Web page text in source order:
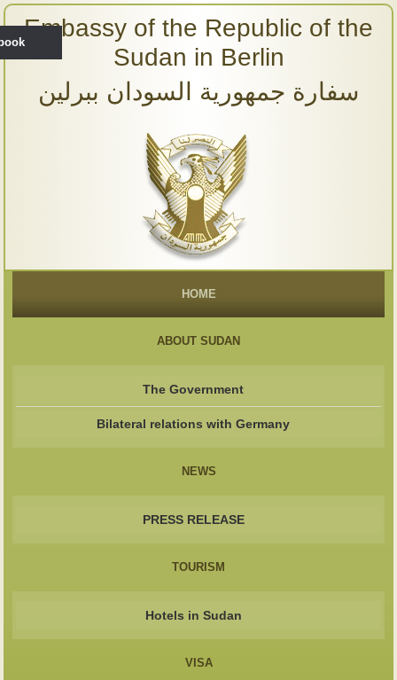
Embassy of the Republic of the
Sudan in Berlin
سفارة جمهورية السودان ببرلين
HOME
ABOUT SUDAN
The Government
Bilateral relations with Germany
NEWS
PRESS RELEASE
TOURISM
Hotels in Sudan
VISA